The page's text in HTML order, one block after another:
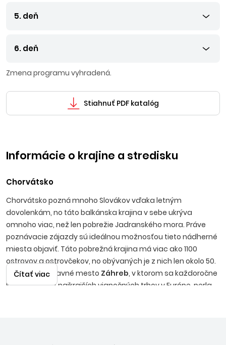
5. deň
6. deň
Zmena programu vyhradená.
Stiahnuť PDF katalóg
Informácie o krajine a stredisku
Chorvátsko
Chorvátsko pozná mnoho Slovákov vďaka letným
dovolenkám, no táto balkánska krajina v sebe ukrýva
omnoho viac, než len pobrežie Jadranského mora. Práve
poznávacie zájazdy sú ideálnou možnosťou tieto nádherné
miesta objaviť. Táto pobrežná krajina má viac ako 1100
ostrovov a ostrovčekov, no obývaných je z nich len okolo 50.
Obľúbené je hlavné mesto Záhreb, v ktorom sa každoročne
konajú jedny z najkrajších vianočných trhov v Európe, perla
Čítať viac